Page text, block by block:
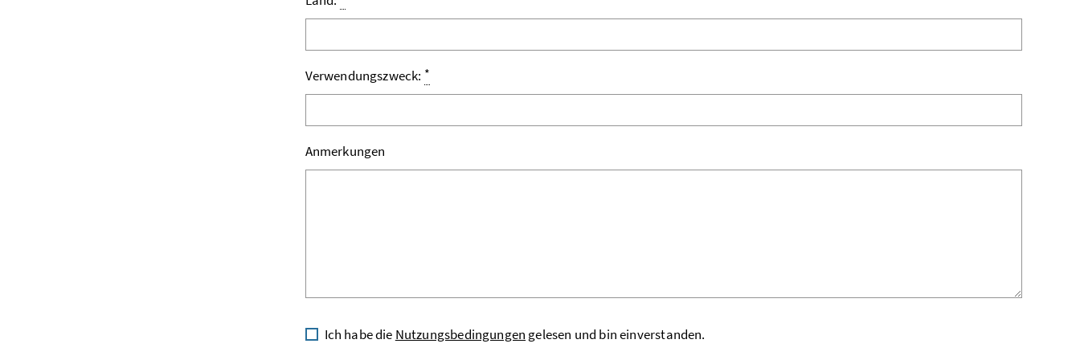
Verwendungszweck: *
Anmerkungen
Ich habe die Nutzungsbedingungen gelesen und bin einverstanden.